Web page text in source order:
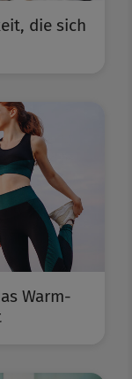
die sich
Warm-